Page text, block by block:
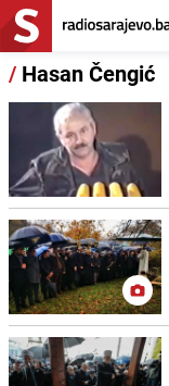
/ Hasan Čengić